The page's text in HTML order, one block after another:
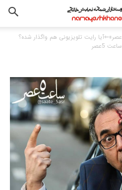
صدور پروانه خانگی «ساعت5عصر»⇐آیا رایت تلویزیونی هم واگذار شده؟
ساعت 5عصر